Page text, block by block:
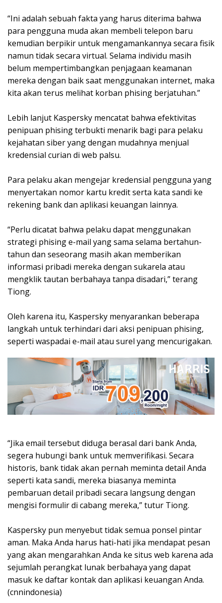
“Ini adalah sebuah fakta yang harus diterima bahwa
para pengguna muda akan membeli telepon baru
kemudian berpikir untuk mengamankannya secara fisik
namun tidak secara virtual. Selama individu masih
belum mempertimbangkan penjagaan keamanan
mereka dengan baik saat menggunakan internet, maka
kita akan terus melihat korban phising berjatuhan.”
Lebih lanjut Kaspersky mencatat bahwa efektivitas
penipuan phising terbukti menarik bagi para pelaku
kejahatan siber yang dengan mudahnya menjual
kredensial curian di web palsu.
Para pelaku akan mengejar kredensial pengguna yang
menyertakan nomor kartu kredit serta kata sandi ke
rekening bank dan aplikasi keuangan lainnya.
“Perlu dicatat bahwa pelaku dapat menggunakan
strategi phising e-mail yang sama selama bertahun-
tahun dan seseorang masih akan memberikan
informasi pribadi mereka dengan sukarela atau
mengklik tautan berbahaya tanpa disadari,” terang
Tiong.
Oleh karena itu, Kaspersky menyarankan beberapa
langkah untuk terhindari dari aksi penipuan phising,
seperti waspadai e-mail atau surel yang mencurigakan.
“Jika email tersebut diduga berasal dari bank Anda,
segera hubungi bank untuk memverifikasi. Secara
historis, bank tidak akan pernah meminta detail Anda
seperti kata sandi, mereka biasanya meminta
pembaruan detail pribadi secara langsung dengan
mengisi formulir di cabang mereka,” tutur Tiong.
Kaspersky pun menyebut tidak semua ponsel pintar
aman. Maka Anda harus hati-hati jika mendapat pesan
yang akan mengarahkan Anda ke situs web karena ada
sejumlah perangkat lunak berbahaya yang dapat
masuk ke daftar kontak dan aplikasi keuangan Anda.
(cnnindonesia)